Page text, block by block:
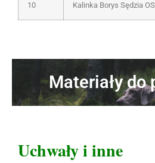
10 Kalinka Borys Sędzia
Materiały do
Uchwały i inne